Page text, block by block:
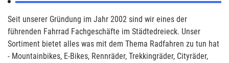
Seit unserer Gründung im Jahr 2002 sind wir eines der
führenden Fahrrad Fachgeschäfte im Städtedreieck. Unser
Sortiment bietet alles was mit dem Thema Radfahren zu tun hat
- Mountainbikes, E-Bikes, Rennräder, Trekkingräder, Cityräder,